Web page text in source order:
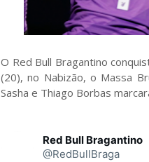
O Red Bull Bragantino
(20), no Nabizão, o Massa
Sasha e Thiago Borbas
Red Bull Bragantino
@RedBullBraga